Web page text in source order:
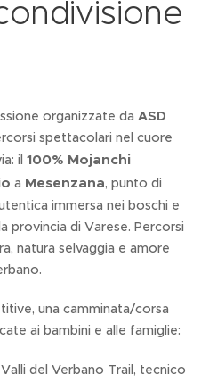
organizzate da ASD
spettacolari nel cuore
il 100% Mojanchi
a Mesenzana, punto di
immersa nei boschi e
provincia di Varese. Percorsi
natura selvaggia e amore
una camminata/corsa
ai bambini e alle famiglie:
del Verbano Trail, tecnico